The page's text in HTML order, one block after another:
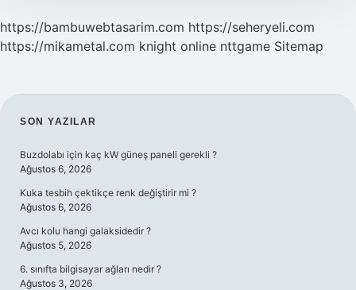
https://bambuwebtasarim.com https://seheryeli.com
https://mikametal.com knight online nttgame Sitemap
SIDEBAR
SON YAZILAR
Buzdolabı için kaç kW güneş paneli gerekli ?
Ağustos 6, 2026
Kuka tesbih çektikçe renk değiştirir mi ?
Ağustos 6, 2026
Avcı kolu hangi galaksidedir ?
Ağustos 5, 2026
6. sınıfta bilgisayar ağları nedir ?
Ağustos 3, 2026